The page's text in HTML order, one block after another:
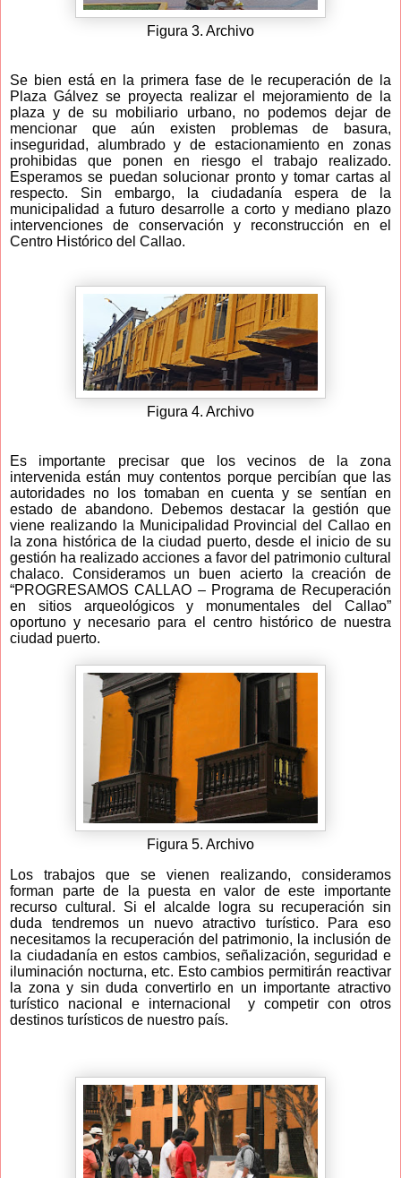
Figura 3. Archivo
Se bien está en la primera fase de le recuperación de la
Plaza Gálvez se proyecta realizar el mejoramiento de la
plaza y de su mobiliario urbano, no podemos dejar de
mencionar que aún existen problemas de basura,
inseguridad, alumbrado y de estacionamiento en zonas
prohibidas que ponen en riesgo el trabajo realizado.
Esperamos se puedan solucionar pronto y tomar cartas al
respecto. Sin embargo, la ciudadanía espera de la
municipalidad a futuro desarrolle a corto y mediano plazo
intervenciones de conservación y reconstrucción en el
Centro Histórico del Callao.
Figura 4. Archivo
Es importante precisar que los vecinos de la zona
intervenida están muy contentos porque percibían que las
autoridades no los tomaban en cuenta y se sentían en
estado de abandono.
Debemos destacar la gestión que
viene realizando la Municipalidad Provincial del Callao en
la zona histórica de la ciudad puerto, desde el inicio de su
gestión ha realizado acciones a favor del patrimonio cultural
chalaco. Consideramos un buen acierto la creación de
“PROGRESAMOS CALLAO – Programa de Recuperación
en sitios arqueológicos y monumentales del Callao”
oportuno y necesario para el centro histórico de nuestra
ciudad puerto.
Figura 5. Archivo
Los trabajos que se vienen realizando, consideramos
forman parte de la puesta en valor de este importante
recurso cultural. Si el alcalde logra su recuperación sin
duda tendremos un nuevo atractivo turístico. Para eso
necesitamos la recuperación del patrimonio, la inclusión de
la ciudadanía en estos cambios, señalización, seguridad e
iluminación nocturna, etc. Esto cambios permitirán reactivar
la zona y sin duda convertirlo en un importante atractivo
turístico nacional e internacional
y competir con otros
destinos turísticos de nuestro país.